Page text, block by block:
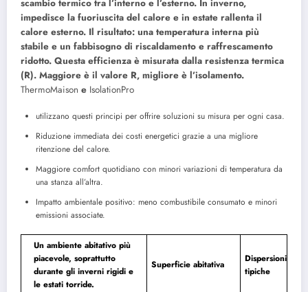
scambio termico tra l’interno e l’esterno. In inverno,
impedisce la fuoriuscita del calore e in estate rallenta il
calore esterno. Il risultato: una temperatura interna più
stabile e un fabbisogno di riscaldamento e raffrescamento
ridotto. Questa efficienza è misurata dalla resistenza termica
(R). Maggiore è il valore R, migliore è l’isolamento.
ThermoMaison e IsolationPro
utilizzano questi principi per offrire soluzioni su misura per ogni casa.
Riduzione immediata dei costi energetici grazie a una migliore
ritenzione del calore.
Maggiore comfort quotidiano con minori variazioni di temperatura da
una stanza all’altra.
Impatto ambientale positivo: meno combustibile consumato e minori
emissioni associate.
Un ambiente abitativo più
piacevole, soprattutto
durante gli inverni rigidi e
le estati torride.
Superficie abitativa
Dispersioni
tipiche